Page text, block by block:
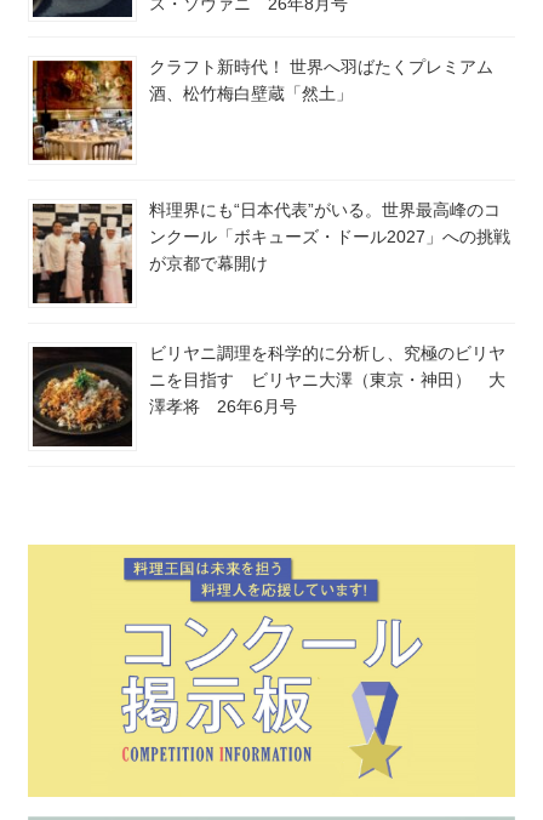
クラフト新時代！ 世界へ羽ばたくプレミアム
酒、松竹梅白壁蔵「然土」
料理界にも“日本代表”がいる。世界最高峰のコ
ンクール「ボキューズ・ドール2027」への挑戦
が京都で幕開け
ビリヤニ調理を科学的に分析し、究極のビリヤ
ニを目指す ビリヤニ大澤（東京・神田） 大
澤孝将 26年6月号